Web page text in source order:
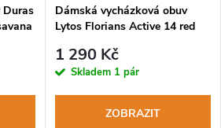
Dámská vycházková obuv
Lytos Florians Active 14 red
1 290 Kč
Skladem 1 pár
ZOBRAZIT